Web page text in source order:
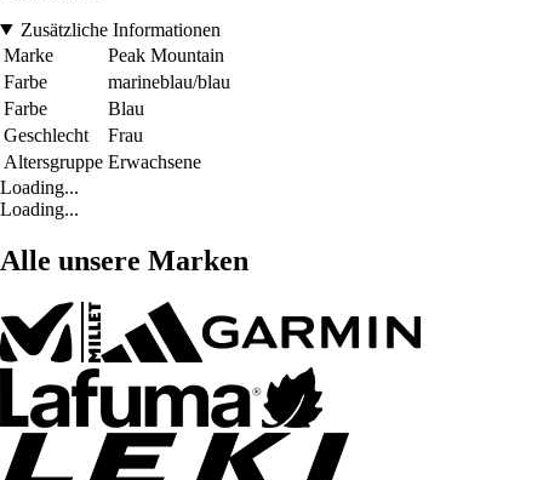
Zusätzliche Informationen
Marke
Peak Mountain
Farbe
marineblau/blau
Farbe
Blau
Geschlecht
Frau
Altersgruppe Erwachsene
Loading...
Loading...
Alle unsere Marken